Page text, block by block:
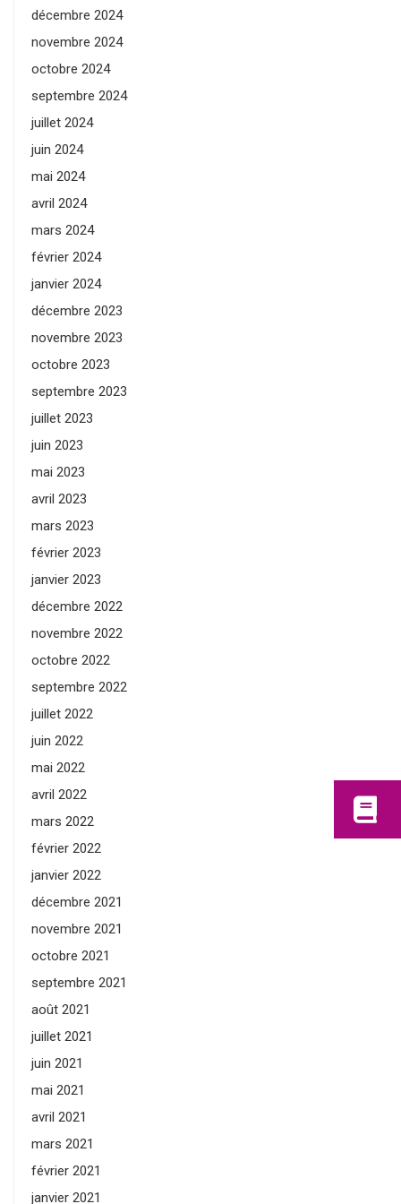
décembre 2024
novembre 2024
octobre 2024
septembre 2024
juillet 2024
juin 2024
mai 2024
avril 2024
mars 2024
février 2024
janvier 2024
décembre 2023
novembre 2023
octobre 2023
septembre 2023
juillet 2023
juin 2023
mai 2023
avril 2023
mars 2023
février 2023
janvier 2023
décembre 2022
novembre 2022
octobre 2022
septembre 2022
juillet 2022
juin 2022
mai 2022
avril 2022
mars 2022
février 2022
janvier 2022
décembre 2021
novembre 2021
octobre 2021
septembre 2021
août 2021
juillet 2021
juin 2021
mai 2021
avril 2021
mars 2021
février 2021
janvier 2021